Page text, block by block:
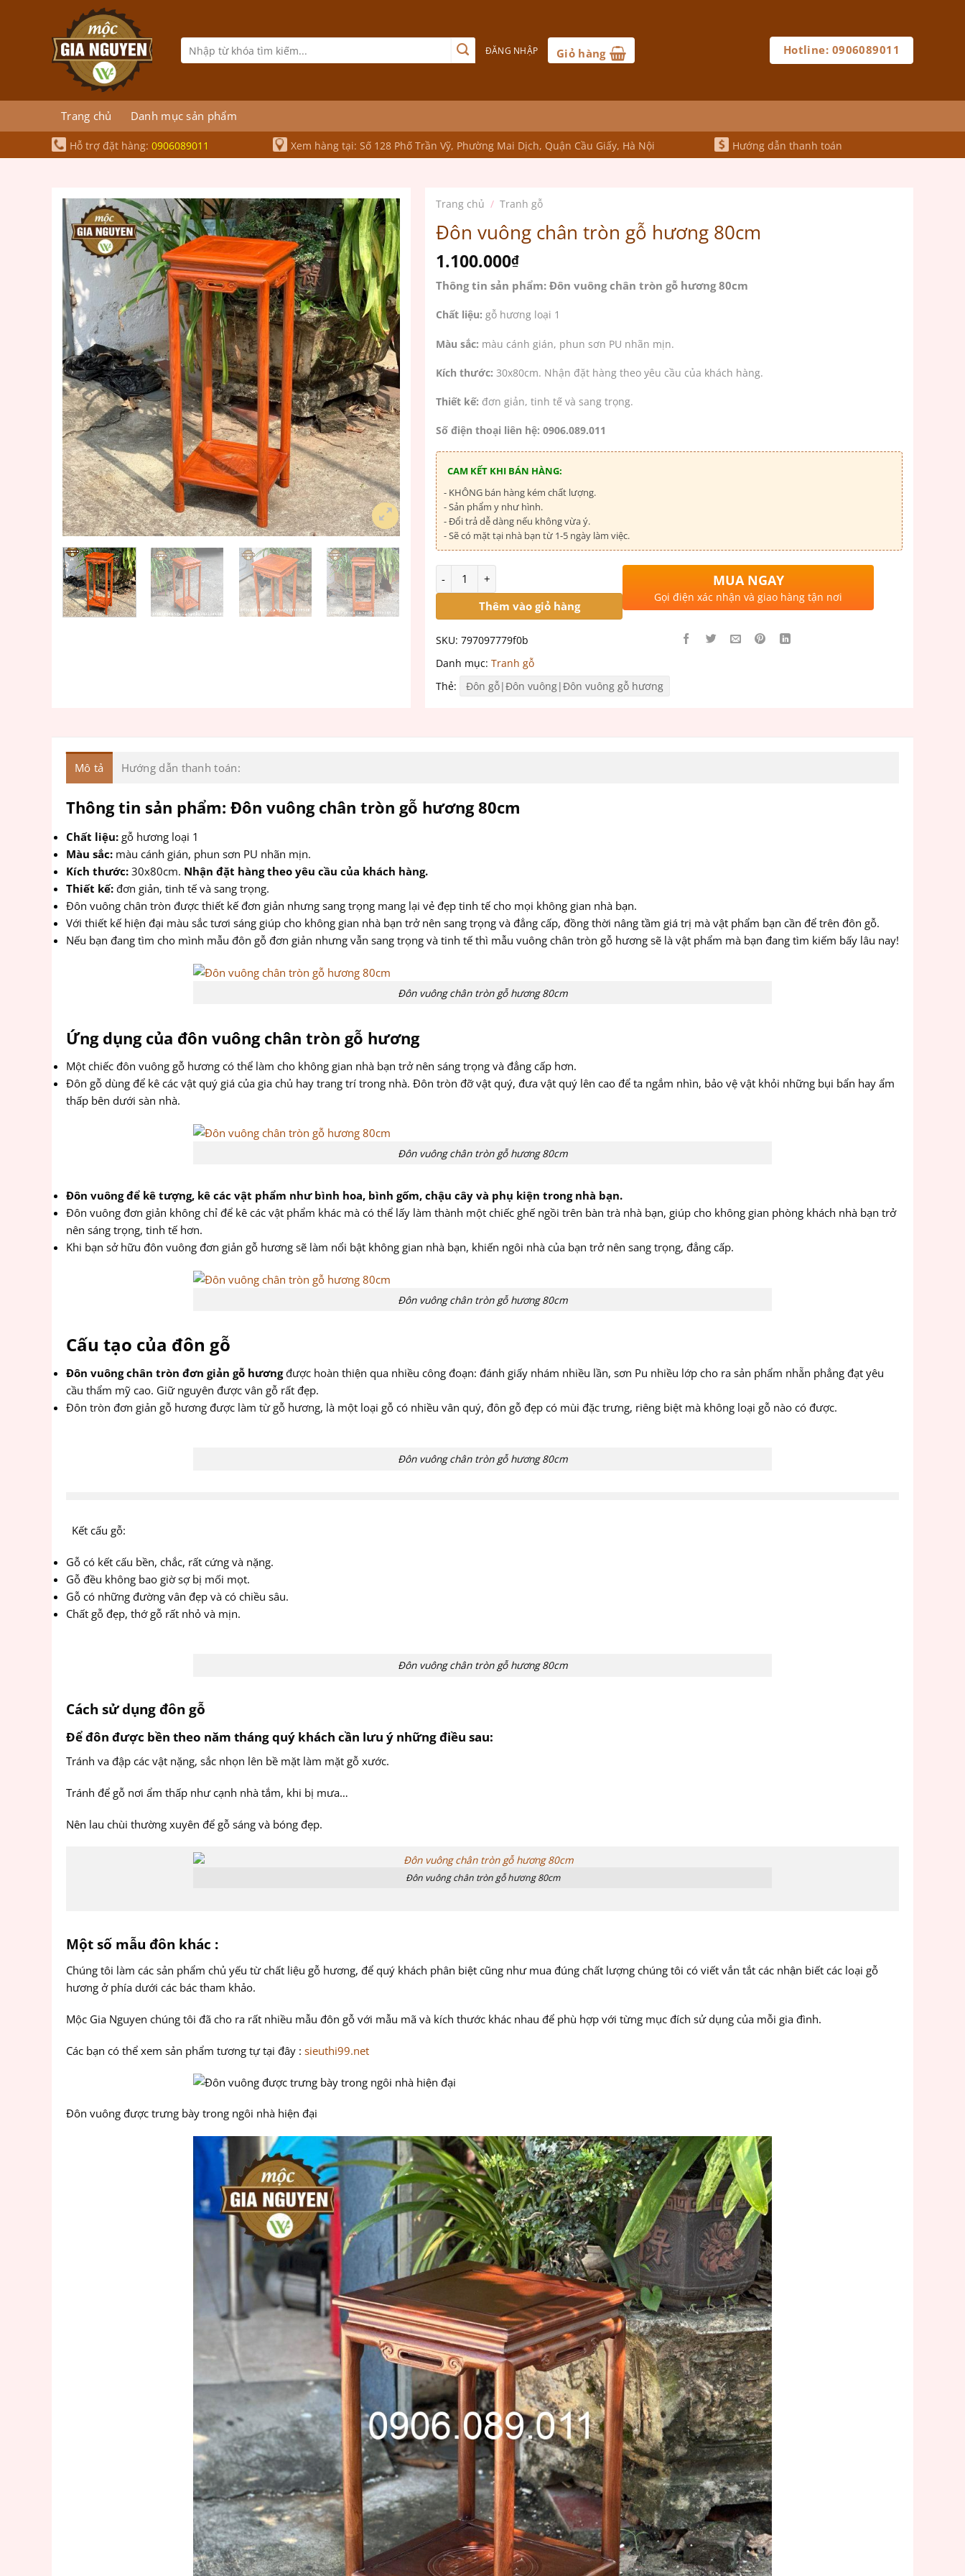
Tìm
kiếm:
ĐĂNG NHẬP Giỏ hàng Hotline: 0906089011
Trang chủ Danh mục sản phẩm
Hỗ trợ đặt hàng: 0906089011 Xem hàng tại: Số 128 Phố Trần Vỹ, Phường Mai Dịch, Quận Cầu Giấy, Hà Nội Hướng dẫn thanh toán
Trang chủ / Tranh gỗ
Đôn vuông chân tròn gỗ hương 80cm
1.100.000₫
Thông tin sản phẩm: Đôn vuông chân tròn gỗ hương 80cm
Chất liệu: gỗ hương loại 1
Màu sắc: màu cánh gián, phun sơn PU nhãn mịn.
Kích thước: 30x80cm. Nhận đặt hàng theo yêu cầu của khách hàng.
Thiết kế: đơn giản, tinh tế và sang trọng.
Số điện thoại liên hệ: 0906.089.011
CAM KẾT KHI BÁN HÀNG:
- KHÔNG bán hàng kém chất lượng.
- Sản phẩm y như hình.
- Đổi trả dễ dàng nếu không vừa ý.
- Sẽ có mặt tại nhà bạn từ 1-5 ngày làm việc.
Số lượng
Thêm vào giỏ hàng
MUA NGAY
Gọi điện xác nhận và giao hàng tận nơi
SKU: 797097779f0b
Danh mục: Tranh gỗ
Thẻ:
Đôn gỗ|Đôn vuông|Đôn vuông gỗ hương
Mô tả Hướng dẫn thanh toán:
Thông tin sản phẩm: Đôn vuông chân tròn gỗ hương 80cm
Chất liệu: gỗ hương loại 1
Màu sắc: màu cánh gián, phun sơn PU nhãn mịn.
Kích thước: 30x80cm. Nhận đặt hàng theo yêu cầu của khách hàng.
Thiết kế: đơn giản, tinh tế và sang trọng.
Đôn vuông chân tròn được thiết kế đơn giản nhưng sang trọng mang lại vẻ đẹp tinh tế cho mọi không gian nhà bạn.
Với thiết kế hiện đại màu sắc tươi sáng giúp cho không gian nhà bạn trở nên sang trọng và đẳng cấp, đồng thời nâng tầm giá trị mà vật phẩm bạn cần để trên đôn gỗ.
Nếu bạn đang tìm cho mình mẫu đôn gỗ đơn giản nhưng vẫn sang trọng và tinh tế thì mẫu vuông chân tròn gỗ hương sẽ là vật phẩm mà bạn đang tìm kiếm bấy lâu nay!
Đôn vuông chân tròn gỗ hương 80cm
Ứng dụng của đôn vuông chân tròn gỗ hương
Một chiếc đôn vuông gỗ hương có thể làm cho không gian nhà bạn trở nên sáng trọng và đẳng cấp hơn.
Đôn gỗ dùng để kê các vật quý giá của gia chủ hay trang trí trong nhà. Đôn tròn đỡ vật quý, đưa vật quý lên cao để ta ngắm nhìn, bảo vệ vật khỏi những bụi bẩn hay ẩm
thấp bên dưới sàn nhà.
Đôn vuông chân tròn gỗ hương 80cm
Đôn vuông để kê tượng, kê các vật phẩm như bình hoa, bình gốm, chậu cây và phụ kiện trong nhà bạn.
Đôn vuông đơn giản không chỉ để kê các vật phẩm khác mà có thể lấy làm thành một chiếc ghế ngồi trên bàn trà nhà bạn, giúp cho không gian phòng khách nhà bạn trở
nên sáng trọng, tinh tế hơn.
Khi bạn sở hữu đôn vuông đơn giản gỗ hương sẽ làm nổi bật không gian nhà bạn, khiến ngôi nhà của bạn trở nên sang trọng, đẳng cấp.
Đôn vuông chân tròn gỗ hương 80cm
Cấu tạo của đôn gỗ
Đôn vuông chân tròn đơn giản gỗ hươngđược hoàn thiện qua nhiều công đoạn: đánh giấy nhám nhiều lần, sơn Pu nhiều lớp cho ra sản phẩm nhẵn phẳng đạt yêu
cầu thẩm mỹ cao. Giữ nguyên được vân gỗ rất đẹp.
Đôn tròn đơn giản gỗ hương được làm từ gỗ hương, là một loại gỗ có nhiều vân quý, đôn gỗ đẹp có mùi đặc trưng, riêng biệt mà không loại gỗ nào có được.
Đôn vuông chân tròn gỗ hương 80cm
Kết cấu gỗ:
Gỗ có kết cấu bền, chắc, rất cứng và nặng.
Gỗ đều không bao giờ sợ bị mối mọt.
Gỗ có những đường vân đẹp và có chiều sâu.
Chất gỗ đẹp, thớ gỗ rất nhỏ và mịn.
Đôn vuông chân tròn gỗ hương 80cm
Cách sử dụng đôn gỗ
Để đôn được bền theo năm tháng quý khách cần lưu ý những điều sau:
Tránh va đập các vật nặng, sắc nhọn lên bề mặt làm mặt gỗ xước.
Tránh để gỗ nơi ẩm thấp như cạnh nhà tắm, khi bị mưa…
Nên lau chùi thường xuyên để gỗ sáng và bóng đẹp.
Đôn vuông chân tròn gỗ hương 80cm
Một số mẫu đôn khác :
Chúng tôi làm các sản phẩm chủ yếu từ chất liệu gỗ hương, để quý khách phân biệt cũng như mua đúng chất lượng chúng tôi có viết vắn tắt các nhận biết các loại gỗ
hương ở phía dưới các bác tham khảo.
Mộc Gia Nguyen chúng tôi đã cho ra rất nhiều mẫu đôn gỗ với mẫu mã và kích thước khác nhau để phù hợp với từng mục đích sử dụng của mỗi gia đình.
Các bạn có thể xem sản phẩm tương tự tại đây : sieuthi99.net
Đôn vuông được trưng bày trong ngôi nhà hiện đại